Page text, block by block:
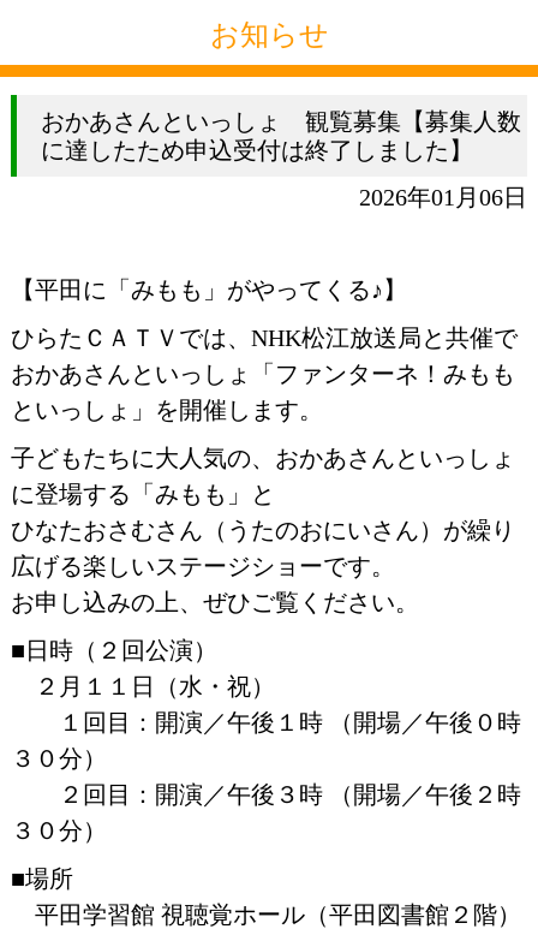
お知らせ
おかあさんといっしょ 観覧募集【募集人数
に達したため申込受付は終了しました】
2026年01月06日
【平田に「みもも」がやってくる♪】
ひらたＣＡＴＶでは、NHK松江放送局と共催で
おかあさんといっしょ「ファンターネ！みもも
といっしょ」を開催します。
子どもたちに大人気の、おかあさんといっしょ
に登場する「みもも」と
ひなたおさむさん（うたのおにいさん）が繰り
広げる楽しいステージショーです。
お申し込みの上、ぜひご覧ください。
■日時（２回公演）
２月１１日（水・祝）
１回目：開演／午後１時 （開場／午後０時
３０分）
２回目：開演／午後３時 （開場／午後２時
３０分）
■場所
平田学習館 視聴覚ホール（平田図書館２階）